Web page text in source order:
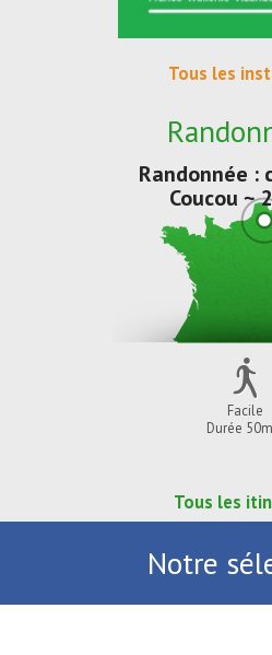
Tous les
Randonnée :
Coucou ~
Facile
Durée
Tous les
Notre